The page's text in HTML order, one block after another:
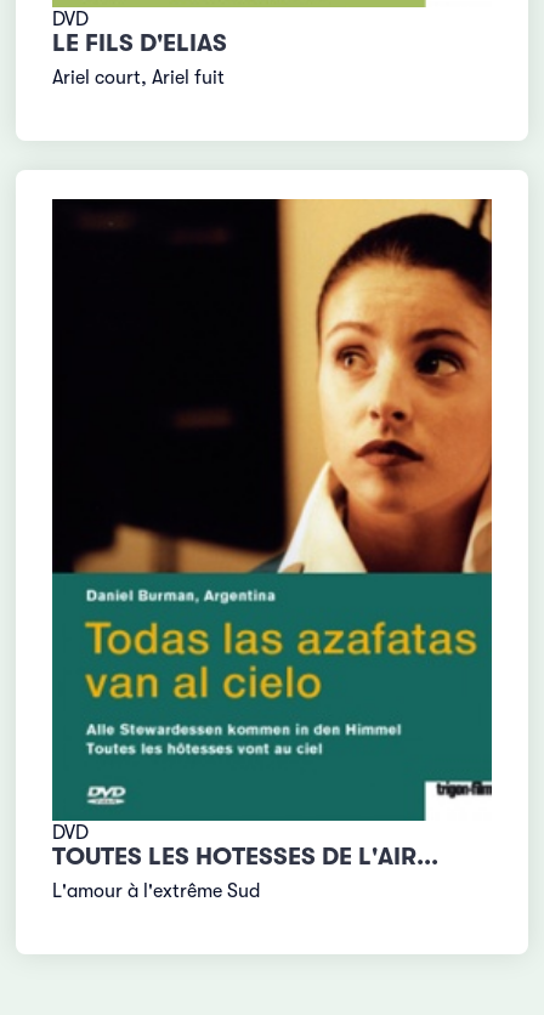
DVD
LE FILS D'ELIAS
Ariel court, Ariel fuit
DVD
TOUTES LES HOTESSES DE L'AIR...
L'amour à l'extrême Sud